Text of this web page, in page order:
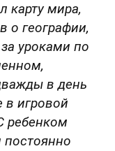
карту мира,
о географии,
уроками по
в день
в игровой
ребенком
постоянно